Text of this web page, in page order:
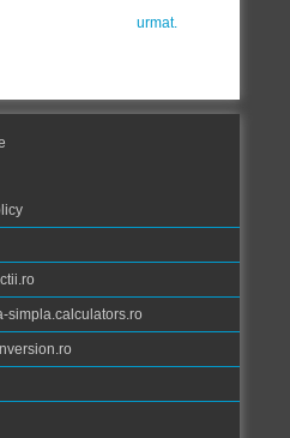
urmat.
simpla.calculators.ro